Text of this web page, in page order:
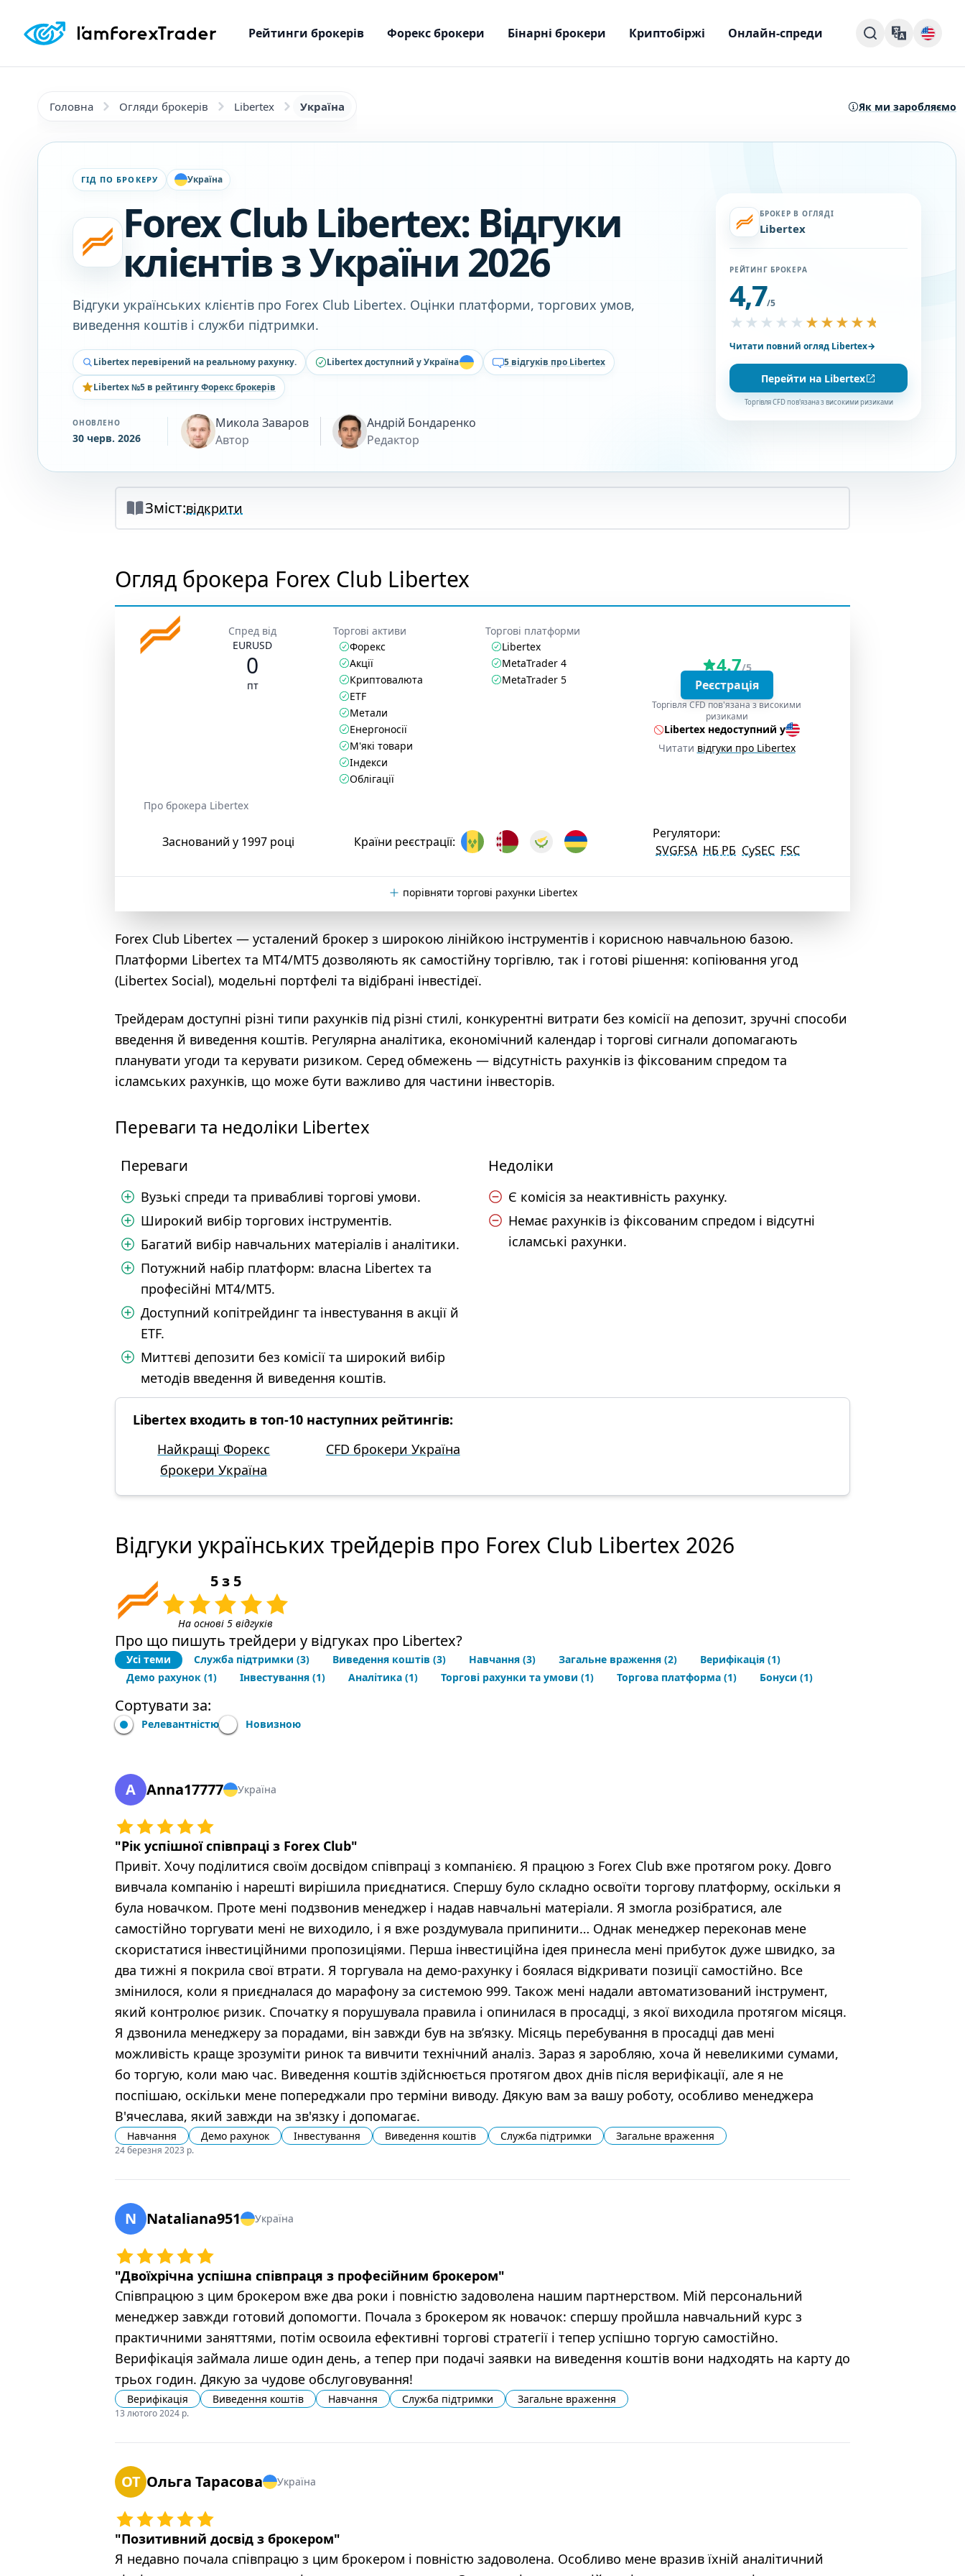
Рейтинги брокерів Форекс брокери Бінарні брокери Криптобіржі Онлайн-спреди
Головна Огляди брокерів Libertex Україна Як ми заробляємо
ГІД ПО БРОКЕРУ Україна
Forex Club Libertex: Відгуки
клієнтів з України 2026
Відгуки українських клієнтів про Forex Club Libertex. Оцінки платформи, торгових умов,
виведення коштів і служби підтримки.
Libertex перевірений на реальному рахунку. Libertex доступний у Україна 5 відгуків про Libertex
Libertex №5 в рейтингу Форекс брокерів
ОНОВЛЕНО
30 черв. 2026
Микола Заваров
Автор
Андрій Бондаренко
Редактор
БРОКЕР В ОГЛЯДІ
Libertex
РЕЙТИНГ БРОКЕРА
4,7/5
★★★★★ ★★★★★
Читати повний огляд Libertex→
Перейти на Libertex
Торгівля CFD пов'язана з високими ризиками
Зміст:відкрити
Огляд брокера Forex Club Libertex
Спред від
EURUSD
0
пт
Торгові активи
Форекс
Акції
Криптовалюта
ETF
Метали
Енергоносії
М'які товари
Індекси
Облігації
Торгові платформи
Libertex
MetaTrader 4
MetaTrader 5
4.7/5
Реєстрація
Торгівля CFD пов'язана з високими
ризиками
Libertex недоступний у
Читати відгуки про Libertex
Про брокера Libertex
Заснований у 1997 році Країни реєстрації:
Регулятори:
SVGFSA НБ РБ CySEC FSC
порівняти торгові рахунки Libertex
Forex Club Libertex — усталений брокер з широкою лінійкою інструментів і корисною навчальною базою.
Платформи Libertex та MT4/MT5 дозволяють як самостійну торгівлю, так і готові рішення: копіювання угод
(Libertex Social), модельні портфелі та відібрані інвестідеї.
Трейдерам доступні різні типи рахунків під різні стилі, конкурентні витрати без комісії на депозит, зручні способи
введення й виведення коштів. Регулярна аналітика, економічний календар і торгові сигнали допомагають
планувати угоди та керувати ризиком. Серед обмежень — відсутність рахунків із фіксованим спредом та
ісламських рахунків, що може бути важливо для частини інвесторів.
Переваги та недоліки Libertex
Переваги
Вузькі спреди та привабливі торгові умови.
Широкий вибір торгових інструментів.
Багатий вибір навчальних матеріалів і аналітики.
Потужний набір платформ: власна Libertex та
професійні MT4/MT5.
Доступний копітрейдинг та інвестування в акції й
ETF.
Миттєві депозити без комісії та широкий вибір
методів введення й виведення коштів.
Недоліки
Є комісія за неактивність рахунку.
Немає рахунків із фіксованим спредом і відсутні
ісламські рахунки.
Libertex входить в топ-10 наступних рейтингів:
Найкращі Форекс
брокери Україна
CFD брокери Україна
Відгуки українських трейдерів про Forex Club Libertex 2026
5 з 5
На основі 5 відгуків
Про що пишуть трейдери у відгуках про Libertex?
Усі теми Служба підтримки (3) Виведення коштів (3) Навчання (3) Загальне враження (2) Верифікація (1)
Демо рахунок (1) Інвестування (1) Аналітика (1) Торгові рахунки та умови (1) Торгова платформа (1) Бонуси (1)
Сортувати за:
Релевантністю Новизною
A Anna17777 Україна
" Рік успішної співпраці з Forex Club"
Привіт. Хочу поділитися своїм досвідом співпраці з компанією. Я працюю з Forex Club вже протягом року. Довго
вивчала компанію і нарешті вирішила приєднатися. Спершу було складно освоїти торгову платформу, оскільки я
була новачком. Проте мені подзвонив менеджер і надав навчальні матеріали. Я змогла розібратися, але
самостійно торгувати мені не виходило, і я вже роздумувала припинити… Однак менеджер переконав мене
скористатися інвестиційними пропозиціями. Перша інвестиційна ідея принесла мені прибуток дуже швидко, за
два тижні я покрила свої втрати. Я торгувала на демо-рахунку і боялася відкривати позиції самостійно. Все
змінилося, коли я приєдналася до марафону за системою 999. Також мені надали автоматизований інструмент,
який контролює ризик. Спочатку я порушувала правила і опинилася в просадці, з якої виходила протягом місяця.
Я дзвонила менеджеру за порадами, він завжди був на зв’язку. Місяць перебування в просадці дав мені
можливість краще зрозуміти ринок та вивчити технічний аналіз. Зараз я заробляю, хоча й невеликими сумами,
бо торгую, коли маю час. Виведення коштів здійснюється протягом двох днів після верифікації, але я не
поспішаю, оскільки мене попереджали про терміни виводу. Дякую вам за вашу роботу, особливо менеджера
В'ячеслава, який завжди на зв'язку і допомагає.
Навчання Демо рахунок Інвестування Виведення коштів Служба підтримки Загальне враження
24 березня 2023 р.
N Nataliana951 Україна
" Двоїхрічна успішна співпраця з професійним брокером"
Співпрацюю з цим брокером вже два роки і повністю задоволена нашим партнерством. Мій персональний
менеджер завжди готовий допомогти. Почала з брокером як новачок: спершу пройшла навчальний курс з
практичними заняттями, потім освоила ефективні торгові стратегії і тепер успішно торгую самостійно.
Верифікація займала лише один день, а тепер при подачі заявки на виведення коштів вони надходять на карту до
трьох годин. Дякую за чудове обслуговування!
Верифікація Виведення коштів Навчання Служба підтримки Загальне враження
13 лютого 2024 р.
ОТ Ольга Тарасова Україна
" Позитивний досвід з брокером"
Я недавно почала співпрацю з цим брокером і повністю задоволена. Особливо мене вразив їхній аналітичний